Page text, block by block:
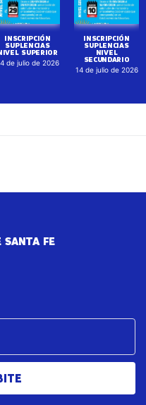
INSCRIPCIÓN
SUPLENCIAS
SUPERIOR
de julio de 2026
INSCRIPCIÓN
SUPLENCIAS
NIVEL
SECUNDARIO
14 de julio de 2026
SANTA FE